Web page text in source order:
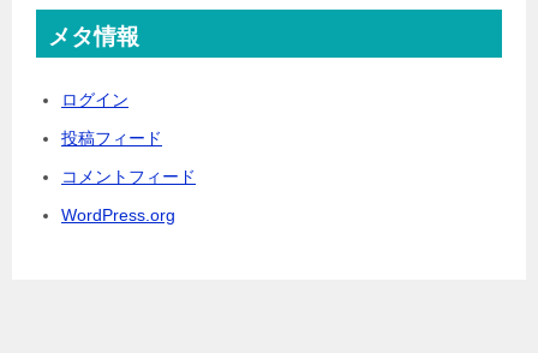
メタ情報
ログイン
投稿フィード
コメントフィード
WordPress.org